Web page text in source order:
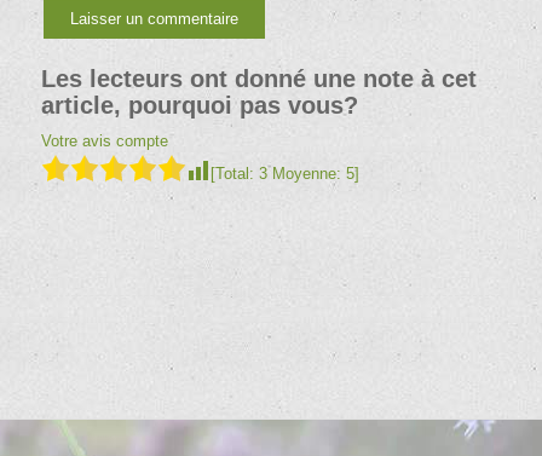
Les lecteurs ont donné une note à cet
article, pourquoi pas vous?
Votre avis compte
[Total: 3Moyenne: 5]